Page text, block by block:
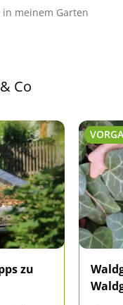
meinem Garten
Co
zu